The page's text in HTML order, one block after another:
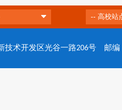
-- 高校站
技术开发区光谷一路206号 邮